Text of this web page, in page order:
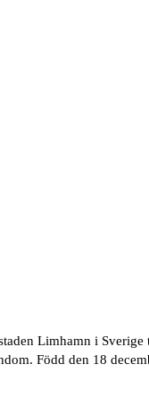
Limhamn i
Född den 18